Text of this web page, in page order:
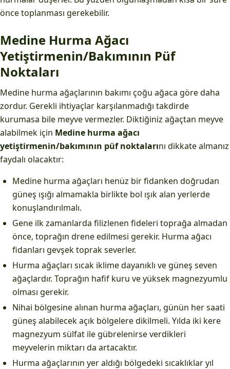
önce toplanması gerekebilir.
Medine Hurma Ağacı
Yetiştirmenin/Bakımının Püf
Noktaları
Medine hurma ağaçlarının bakımı çoğu ağaca göre daha
zordur. Gerekli ihtiyaçlar karşılanmadığı takdirde
kurumasa bile meyve vermezler. Diktiğiniz ağaçtan meyve
alabilmek için Medine hurma ağacı
yetiştirmenin/bakımının püf noktalarını dikkate almanız
faydalı olacaktır:
Medine hurma ağaçları henüz bir fidanken doğrudan
güneş ışığı almamakla birlikte bol ışık alan yerlerde
konuşlandırılmalı.
Gene ilk zamanlarda filizlenen fideleri toprağa almadan
önce, toprağın drene edilmesi gerekir. Hurma ağacı
fidanları gevşek toprak severler.
Hurma ağaçları sıcak iklime dayanıklı ve güneş seven
ağaçlardır. Toprağın hafif kuru ve yüksek magnezyumlu
olması gerekir.
Nihai bölgesine alınan hurma ağaçları, günün her saati
güneş alabilecek açık bölgelere dikilmeli. Yılda iki kere
magnezyum sülfat ile gübrelenirse verdikleri
meyvelerin miktarı da artacaktır.
Hurma ağaçlarının yer aldığı bölgedeki sıcaklıklar yıl